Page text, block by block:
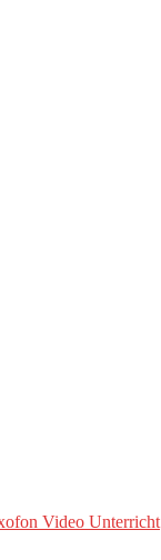
Video Unterricht